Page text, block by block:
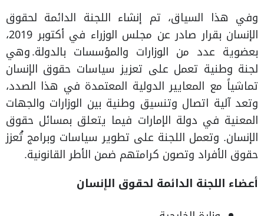
وفي هذا السياق، تم إنشاء اللجنة الدائمة لحقوق
الإنسان بقرار صادر عن مجلس الوزراء في أكتوبر 2019،
بعضوية عدد من الوزارات والمؤسسات بالدولة. وهي
لجنة وطنية تعمل على تعزيز سياسات حقوق الإنسان
تماشياً مع المعايير الدولية المعتمدة في هذا الصدد،
وتعد آلية اتصال وتنسيق وطنية بين الوزارات والجهات
المعنية في دولة الإمارات فيما يتعلق بمسائل حقوق
الإنسان. وتعمل اللجنة على تطوير سياسات وبرامج تُعزز
حقوق الأفراد وتصون كرامتهم ضمن الأطر القانونية.
أعضاء اللجنة الدائمة لحقوق الإنسان